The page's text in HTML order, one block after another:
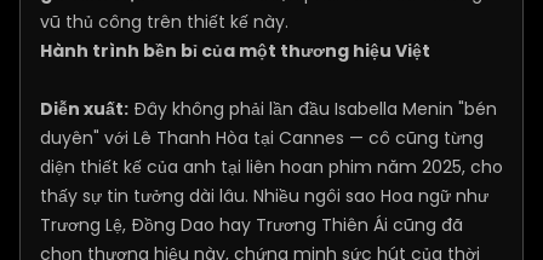
vũ thủ công trên thiết kế này.
Hành trình bền bỉ của một thương hiệu Việt
Diễn xuất: Đây không phải lần đầu Isabella Menin "bén
duyên" với Lê Thanh Hòa tại Cannes — cô cũng từng
diện thiết kế của anh tại liên hoan phim năm 2025, cho
thấy sự tin tưởng dài lâu. Nhiều ngôi sao Hoa ngữ như
Trương Lệ, Đồng Dao hay Trương Thiên Ái cũng đã
chọn thương hiệu này, chứng minh sức hút của thời